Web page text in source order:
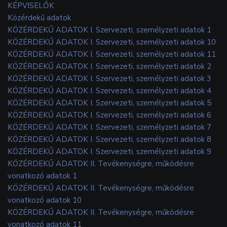
KÉPVISELŐK
Közérdekű adatok
KÖZÉRDEKŰ ADATOK I. Szervezeti, személyzeti adatok 1
KÖZÉRDEKŰ ADATOK I. Szervezeti, személyzeti adatok 10
KÖZÉRDEKŰ ADATOK I. Szervezeti, személyzeti adatok 11
KÖZÉRDEKŰ ADATOK I. Szervezeti, személyzeti adatok 2
KÖZÉRDEKŰ ADATOK I. Szervezeti, személyzeti adatok 3
KÖZÉRDEKŰ ADATOK I. Szervezeti, személyzeti adatok 4
KÖZÉRDEKŰ ADATOK I. Szervezeti, személyzeti adatok 5
KÖZÉRDEKŰ ADATOK I. Szervezeti, személyzeti adatok 6
KÖZÉRDEKŰ ADATOK I. Szervezeti, személyzeti adatok 7
KÖZÉRDEKŰ ADATOK I. Szervezeti, személyzeti adatok 8
KÖZÉRDEKŰ ADATOK I. Szervezeti, személyzeti adatok 9
KÖZÉRDEKŰ ADATOK II. Tevékenységre, működésre
vonatkozó adatok 1
KÖZÉRDEKŰ ADATOK II. Tevékenységre, működésre
vonatkozó adatok 10
KÖZÉRDEKŰ ADATOK II. Tevékenységre, működésre
vonatkozó adatok 11